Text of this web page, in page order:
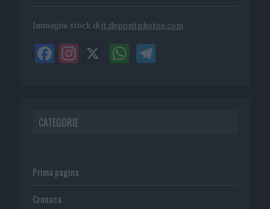
Immagini stock di it.depositphotos.com
CATEGORIE
Prima pagina
Cronaca